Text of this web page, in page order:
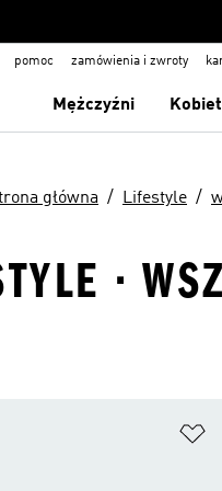
pomoc zamówienia i zwroty
Mężczyźni
główna Lifestyle
·